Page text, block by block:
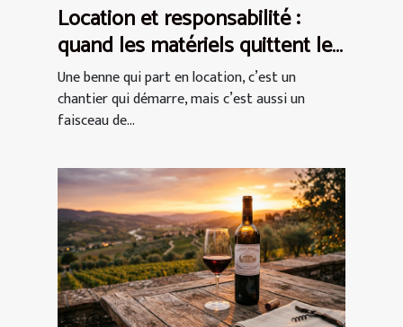
Location et responsabilité :
quand les matériels quittent les
entrepôts
Une benne qui part en location, c’est un
chantier qui démarre, mais c’est aussi un
faisceau de...